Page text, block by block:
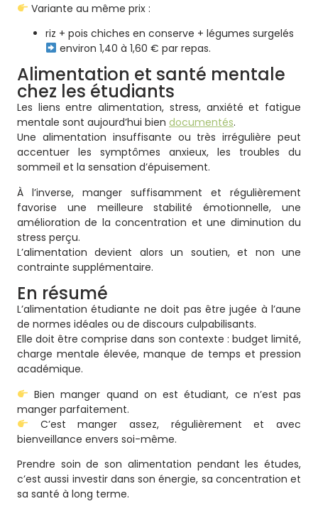
Variante au même prix :
riz + pois chiches en conserve + légumes surgelés
environ 1,40 à 1,60 € par repas.
Alimentation et santé mentale
chez les étudiants
Les liens entre alimentation, stress, anxiété et fatigue
mentale sont aujourd’hui bien documentés.
Une alimentation insuffisante ou très irrégulière peut
accentuer les symptômes anxieux, les troubles du
sommeil et la sensation d’épuisement.
À l’inverse, manger suffisamment et régulièrement
favorise une meilleure stabilité émotionnelle, une
amélioration de la concentration et une diminution du
stress perçu.
L’alimentation devient alors un soutien, et non une
contrainte supplémentaire.
En résumé
L’alimentation étudiante ne doit pas être jugée à l’aune
de normes idéales ou de discours culpabilisants.
Elle doit être comprise dans son contexte : budget limité,
charge mentale élevée, manque de temps et pression
académique.
Bien manger quand on est étudiant, ce n’est pas
manger parfaitement.
C’est manger assez, régulièrement et avec
bienveillance envers soi-même.
Prendre soin de son alimentation pendant les études,
c’est aussi investir dans son énergie, sa concentration et
sa santé à long terme.